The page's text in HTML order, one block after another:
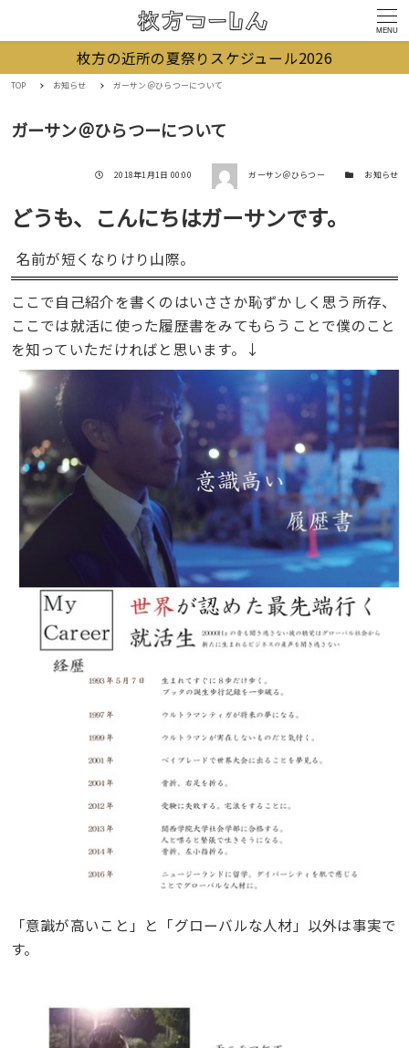
MENU
枚方の近所の夏祭りスケジュール2026
TOP お知らせ ガーサン＠ひらつーについて
ガーサン＠ひらつーについて
投稿日
2018年1月1日 00:00 著者 ガーサン＠ひらつー カテゴリー
お知らせ
どうも、こんにちはガーサンです。
名前が短くなりけり山際。
ここで自己紹介を書くのはいささか恥ずかしく思う所存、
ここでは就活に使った履歴書をみてもらうことで僕のこと
を知っていただければと思います。↓
「意識が高いこと」と「グローバルな人材」以外は事実で
す。